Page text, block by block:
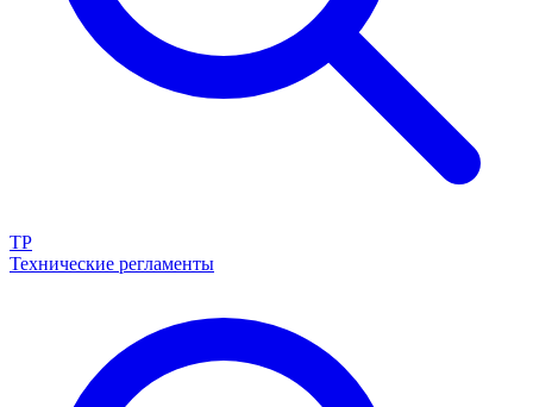
ТР
Технические регламенты